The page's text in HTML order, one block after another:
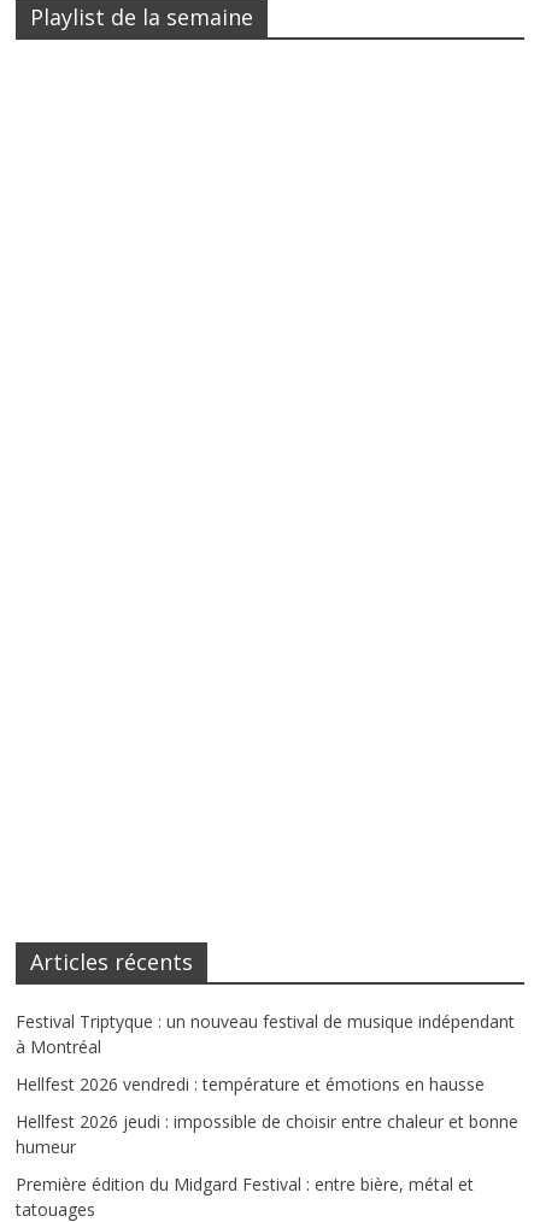
Playlist de la semaine
Articles récents
Festival Triptyque : un nouveau festival de musique indépendant
à Montréal
Hellfest 2026 vendredi : température et émotions en hausse
Hellfest 2026 jeudi : impossible de choisir entre chaleur et bonne
humeur
Première édition du Midgard Festival : entre bière, métal et
tatouages